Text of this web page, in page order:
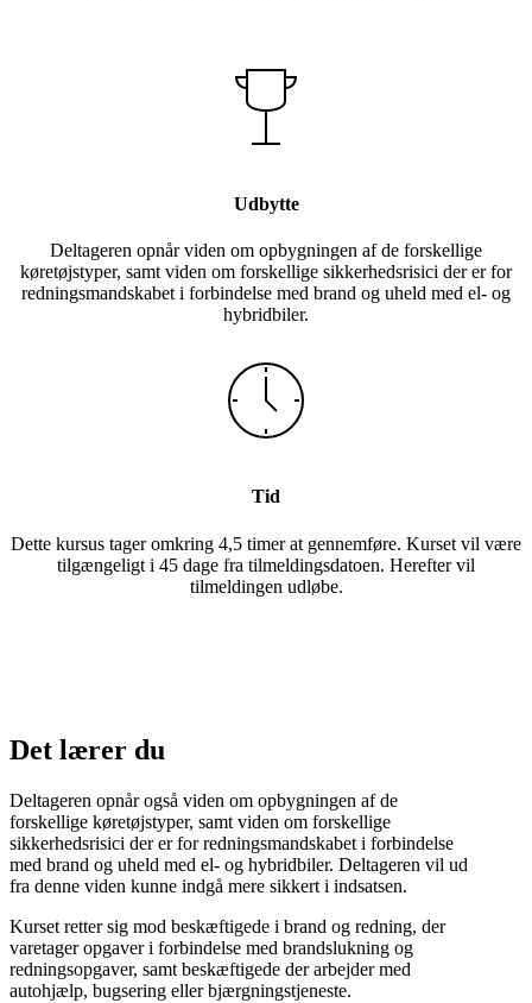
Udbytte
Deltageren opnår viden om opbygningen af de forskellige
køretøjstyper, samt viden om forskellige sikkerhedsrisici der er for
redningsmandskabet i forbindelse med brand og uheld med el- og
hybridbiler.
Tid
Dette kursus tager omkring 4,5 timer at gennemføre. Kurset vil være
tilgængeligt i 45 dage fra tilmeldingsdatoen. Herefter vil
tilmeldingen udløbe.
Det lærer du
Deltageren opnår også viden om opbygningen af de
forskellige køretøjstyper, samt viden om forskellige
sikkerhedsrisici der er for redningsmandskabet i forbindelse
med brand og uheld med el- og hybridbiler. Deltageren vil ud
fra denne viden kunne indgå mere sikkert i indsatsen.
Kurset retter sig mod beskæftigede i brand og redning, der
varetager opgaver i forbindelse med brandslukning og
redningsopgaver, samt beskæftigede der arbejder med
autohjælp, bugsering eller bjærgningstjeneste.